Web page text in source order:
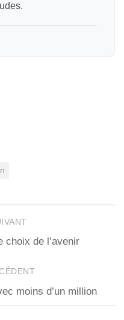
choix de l’avenir
moins d’un million